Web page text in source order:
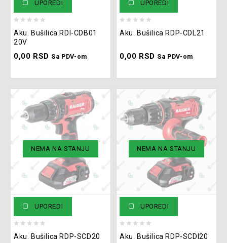
UPOREDI
out
of
5
Aku. Bušilica RDI-CDB01
20V
0,00 RSD Sa PDV-om
UPOREDI
out
5
Aku. Bušilica RDP-CDL21
0,00 RSD Sa PDV-om
NEMA NA STANJU
UPOREDI
out
Aku. Bušilica RDP-SCD20
NEMA NA STANJU
UPOREDI
out
Aku. Bušilica RDP-SCDI20